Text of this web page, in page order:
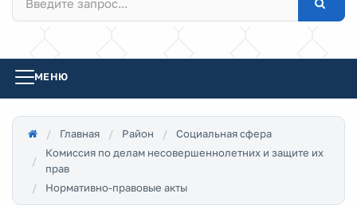
МЕНЮ
Главная Район
Социальная сфера
Комиссия по делам несовершеннолетних и защите их
прав
Нормативно-правовые акты